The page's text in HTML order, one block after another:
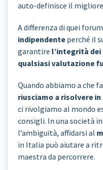
auto-definisce il
A differenza di quei
indipendente perché il
garantire l’integrità dei
qualsiasi valutazione
Quando abbiamo a che
riusciamo a risolvere in
ci rivolgiamo al mondo
consigli. In una società
l’ambiguità, affidarsi al
in Italia può aiutare a
maestra da percorrere.